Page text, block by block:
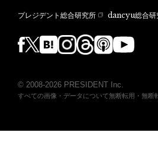
プレジデント総合研究所 dancyu総合研
© 2008-2026 PRESIDENT Inc.
すべての画像・データについて無断転用・無断